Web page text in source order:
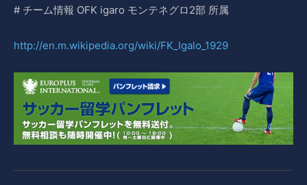
# チーム情報 OFK igaro モンテネグロ2部 所属
http://en.m.wikipedia.org/wiki/FK_Igalo_1929